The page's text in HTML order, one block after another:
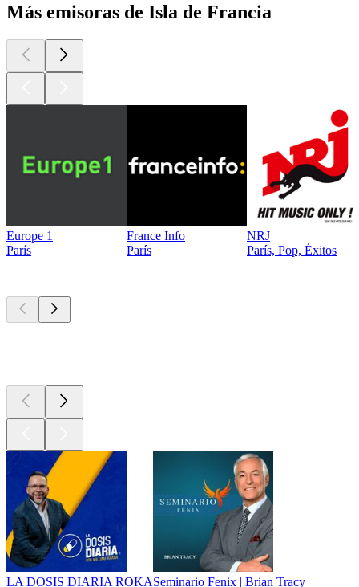
Más emisoras de Isla de Francia
Europe 1
París
France Info
París
NRJ
París, Pop, Éxitos
LA DOSIS DIARIA ROKASeminario Fenix | Brian Tracy